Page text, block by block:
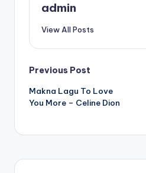
admin
View All Posts
Post
navigation
Previous Post
Makna Lagu To Love
You More – Celine Dion